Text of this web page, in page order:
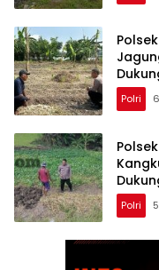
Polri
Polri